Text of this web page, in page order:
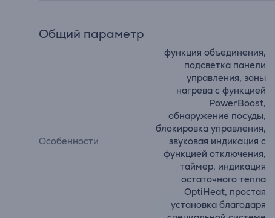
Общий параметр
Особенности
функция объединения,
подсветка панели
управления, зоны
нагрева с функцией
PowerBoost,
обнаружение посуды,
блокировка управления,
звуковая индикация с
функцией отключения,
таймер, индикация
остаточного тепла
OptiHeat, простая
установка благодаря